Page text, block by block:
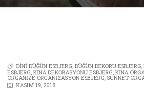
DINI DÜĞÜN ESBJERG, DÜĞÜN DEKORU ESBJERG,
ESBJERG KINA DEKORASYONU ESBJERG KINA
ORGANIZE ORGANIZASYON ESBJERG SÜNNET
KASIM 19, 2018